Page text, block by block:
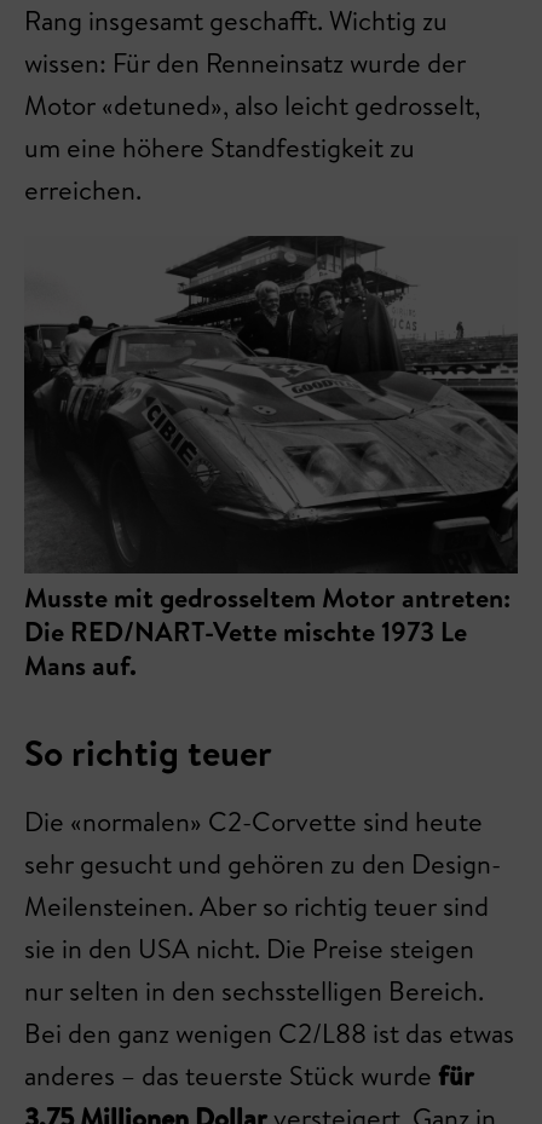
Rang insgesamt geschafft. Wichtig zu
wissen: Für den Renneinsatz wurde der
Motor «detuned», also leicht gedrosselt,
um eine höhere Standfestigkeit zu
erreichen.
Musste mit gedrosseltem Motor antreten:
Die RED/NART-Vette mischte 1973 Le
Mans auf.
So richtig teuer
Die «normalen» C2-Corvette sind heute
sehr gesucht und gehören zu den Design-
Meilensteinen. Aber so richtig teuer sind
sie in den USA nicht. Die Preise steigen
nur selten in den sechsstelligen Bereich.
Bei den ganz wenigen C2/L88 ist das etwas
anderes – das teuerste Stück wurde für